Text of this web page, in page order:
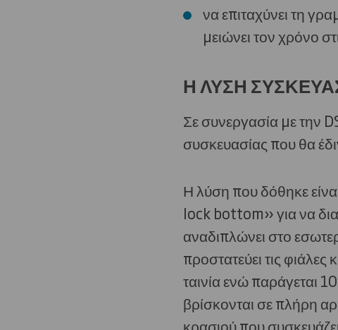
να επιταχύνει τη
μειώνει τον χρόνο
Η ΛΥΣΗ ΣΥΣΚΕ
Σε συνεργασία με την
συσκευασίας που θα
Η λύση που δόθηκε
lock bottom» για να
αναδιπλώνει στο
προστατεύει τις
ταινία ενώ παράγεται
βρίσκονται σε πλήρη